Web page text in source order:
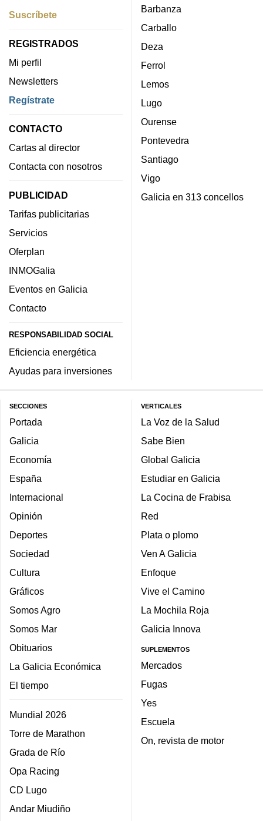
Suscríbete
REGISTRADOS
Mi perfil
Newsletters
Regístrate
CONTACTO
Cartas al director
Contacta con nosotros
PUBLICIDAD
Tarifas publicitarias
Servicios
Oferplan
INMOGalia
Eventos en Galicia
Contacto
RESPONSABILIDAD SOCIAL
Eficiencia energética
Ayudas para inversiones
Barbanza
Carballo
Deza
Ferrol
Lemos
Lugo
Ourense
Pontevedra
Santiago
Vigo
Galicia en 313 concellos
SECCIONES
Portada
Galicia
Economía
España
Internacional
Opinión
Deportes
Sociedad
Cultura
Gráficos
Somos Agro
Somos Mar
Obituarios
La Galicia Económica
El tiempo
Mundial 2026
Torre de Marathon
Grada de Río
Opa Racing
CD Lugo
Andar Miudiño
VERTICALES
La Voz de la Salud
Sabe Bien
Global Galicia
Estudiar en Galicia
La Cocina de Frabisa
Red
Plata o plomo
Ven A Galicia
Enfoque
Vive el Camino
La Mochila Roja
Galicia Innova
SUPLEMENTOS
Mercados
Fugas
Yes
Escuela
On, revista de motor